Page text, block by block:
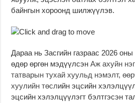
байнгын хороонд шилжүүлэв.
Дараа нь Засгийн газраас 2026
өдөр өргөн мэдүүлсэнАж ахуйн
татварын тухай хуульд нэмэлт,
хуулийн төслийн эцсийн
эцсийн хэлэлцүүлэгт бэлтгэсэн